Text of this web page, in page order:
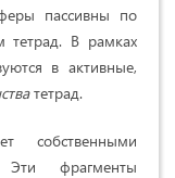
пассивны по
тетрад. В рамках
в активные,
тетрад.
собственными
Эти фрагменты